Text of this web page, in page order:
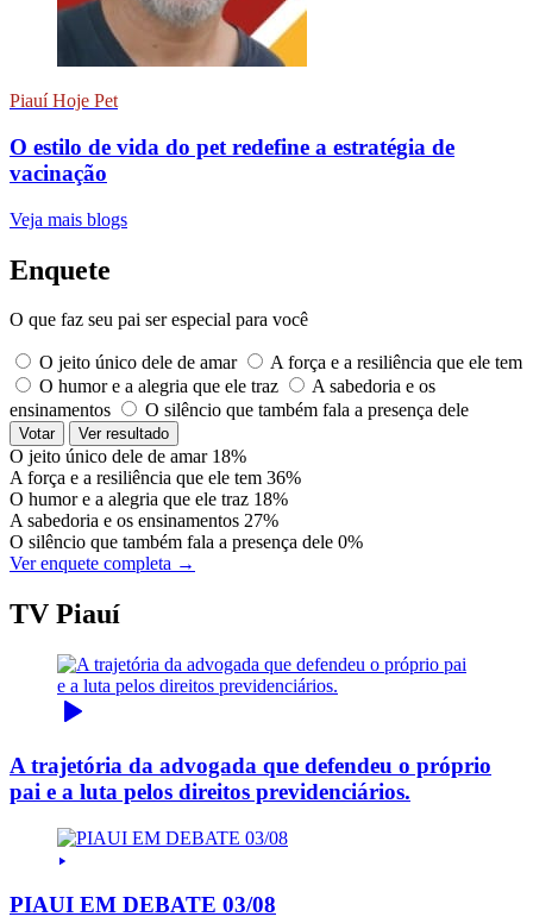
Piauí Hoje Pet
O estilo de vida do pet redefine a estratégia de
vacinação
Veja mais blogs
Enquete
O que faz seu pai ser especial para você
O jeito único dele de amar
A força e a resiliência que ele tem
O humor e a alegria que ele traz
A sabedoria e os
ensinamentos
O silêncio que também fala a presença dele
Votar Ver resultado
O jeito único dele de amar 18%
A força e a resiliência que ele tem 36%
O humor e a alegria que ele traz 18%
A sabedoria e os ensinamentos 27%
O silêncio que também fala a presença dele 0%
Ver enquete completa →
TV Piauí
A trajetória da advogada que defendeu o próprio
pai e a luta pelos direitos previdenciários.
PIAUI EM DEBATE 03/08